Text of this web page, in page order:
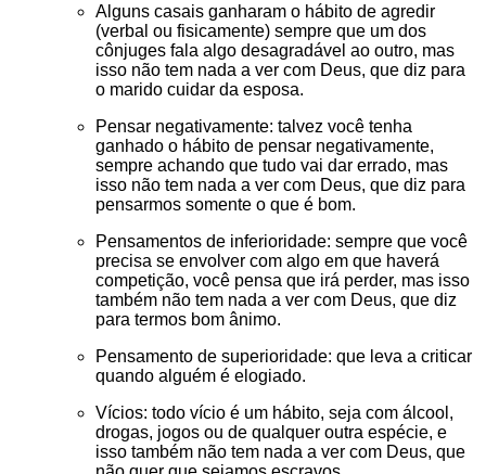
Alguns casais ganharam o hábito de agredir
(verbal ou fisicamente) sempre que um dos
cônjuges fala algo desagradável ao outro, mas
isso não tem nada a ver com Deus, que diz para
o marido cuidar da esposa.
Pensar negativamente: talvez você tenha
ganhado o hábito de pensar negativamente,
sempre achando que tudo vai dar errado, mas
isso não tem nada a ver com Deus, que diz para
pensarmos somente o que é bom.
Pensamentos de inferioridade: sempre que você
precisa se envolver com algo em que haverá
competição, você pensa que irá perder, mas isso
também não tem nada a ver com Deus, que diz
para termos bom ânimo.
Pensamento de superioridade: que leva a criticar
quando alguém é elogiado.
Vícios: todo vício é um hábito, seja com álcool,
drogas, jogos ou de qualquer outra espécie, e
isso também não tem nada a ver com Deus, que